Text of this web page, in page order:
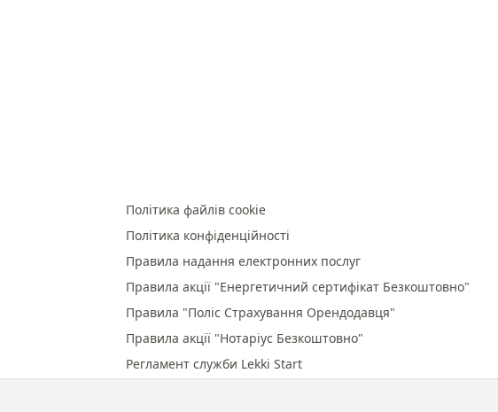
Політика файлів cookie
Політика конфіденційності
Правила надання електронних послуг
Правила акції "Енергетичний сертифікат Безкоштовно"
Правила "Поліс Страхування Орендодавця"
Правила акції "Нотаріус Безкоштовно"
Регламент служби Lekki Start